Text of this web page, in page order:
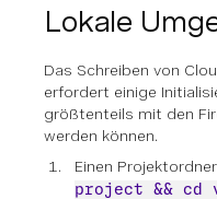
Lokale
Das Schreiben von
erfordert einige
größtenteils mit den
werden können.
Einen
project && cd